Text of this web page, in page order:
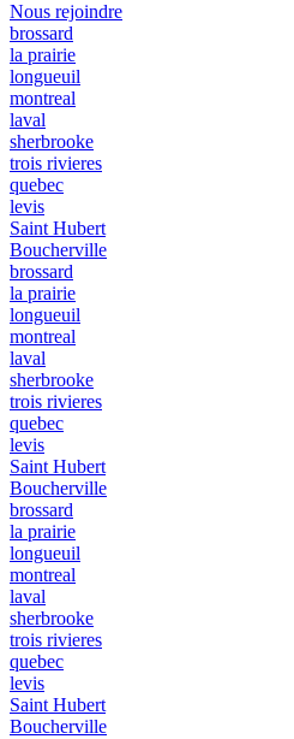
Nous rejoindre
brossard
la prairie
longueuil
montreal
laval
sherbrooke
trois rivieres
quebec
levis
Saint Hubert
Boucherville
brossard
la prairie
longueuil
montreal
laval
sherbrooke
trois rivieres
quebec
levis
Saint Hubert
Boucherville
brossard
la prairie
longueuil
montreal
laval
sherbrooke
trois rivieres
quebec
levis
Saint Hubert
Boucherville